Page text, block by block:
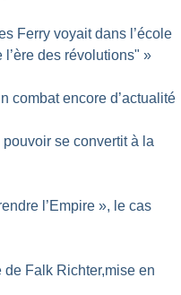
Ferry voyait dans l’école
des révolutions" »
combat encore d’actualité
se convertit à la
l’Empire », le cas
Falk Richter,mise en